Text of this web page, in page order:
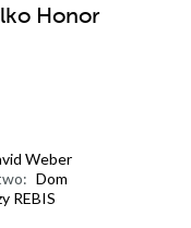
Honor
Weber
Dom
REBIS